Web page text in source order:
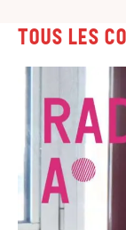
Tous les